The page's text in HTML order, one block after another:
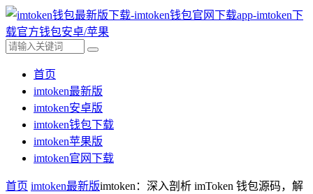
首页
imtoken最新版
imtoken安卓版
imtoken钱包下载
imtoken苹果版
imtoken官网下载
首页 imtoken最新版imtoken：深入剖析 imToken 钱包源码，解